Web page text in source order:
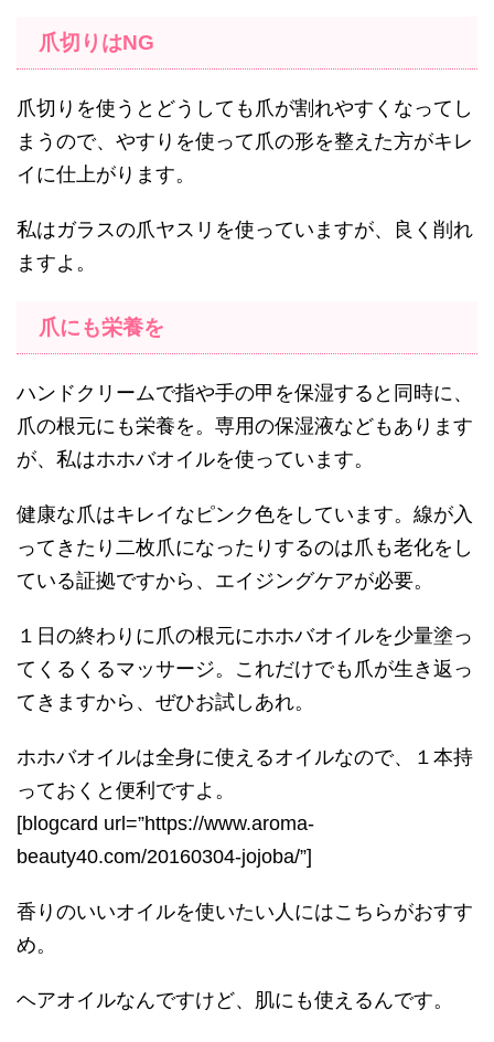
爪切りはNG
爪切りを使うとどうしても爪が割れやすくなってし
まうので、やすりを使って爪の形を整えた方がキレ
イに仕上がります。
私はガラスの爪ヤスリを使っていますが、良く削れ
ますよ。
爪にも栄養を
ハンドクリームで指や手の甲を保湿すると同時に、
爪の根元にも栄養を。専用の保湿液などもあります
が、私はホホバオイルを使っています。
健康な爪はキレイなピンク色をしています。線が入
ってきたり二枚爪になったりするのは爪も老化をし
ている証拠ですから、エイジングケアが必要。
１日の終わりに爪の根元にホホバオイルを少量塗っ
てくるくるマッサージ。これだけでも爪が生き返っ
てきますから、ぜひお試しあれ。
ホホバオイルは全身に使えるオイルなので、１本持
っておくと便利ですよ。
[blogcard url=”https://www.aroma-
beauty40.com/20160304-jojoba/”]
香りのいいオイルを使いたい人にはこちらがおすす
め。
ヘアオイルなんですけど、肌にも使えるんです。